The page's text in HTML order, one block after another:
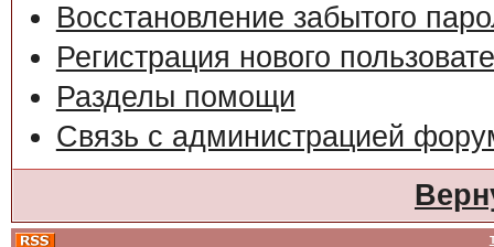
Восстановление забытого
Регистрация нового
Разделы помощи
Связь с администрацией